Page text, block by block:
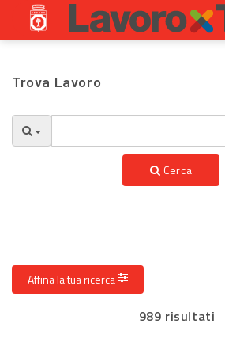
Trova Lavoro
Cerca
Affina la tua ricerca
989 risultati